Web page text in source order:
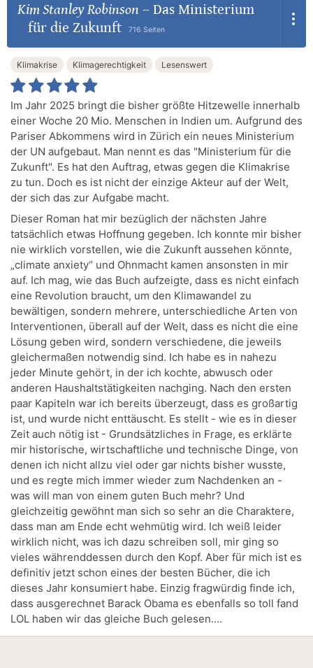
Kim Stanley Robinson – Das Ministerium
für die Zukunft
716 Seiten
Klimakrise Klimagerechtigkeit Lesenswert
Im Jahr 2025 bringt die bisher größte Hitzewelle innerhalb
einer Woche 20 Mio. Menschen in Indien um. Aufgrund des
Pariser Abkommens wird in Zürich ein neues Ministerium
der UN aufgebaut. Man nennt es das "Ministerium für die
Zukunft". Es hat den Auftrag, etwas gegen die Klimakrise
zu tun. Doch es ist nicht der einzige Akteur auf der Welt,
der sich das zur Aufgabe macht.
Dieser Roman hat mir bezüglich der nächsten Jahre
tatsächlich etwas Hoffnung gegeben. Ich konnte mir bisher
nie wirklich vorstellen, wie die Zukunft aussehen könnte,
„climate anxiety“ und Ohnmacht kamen ansonsten in mir
auf. Ich mag, wie das Buch aufzeigte, dass es nicht einfach
eine Revolution braucht, um den Klimawandel zu
bewältigen, sondern mehrere, unterschiedliche Arten von
Interventionen, überall auf der Welt, dass es nicht die eine
Lösung geben wird, sondern verschiedene, die jeweils
gleichermaßen notwendig sind. Ich habe es in nahezu
jeder Minute gehört, in der ich kochte, abwusch oder
anderen Haushaltstätigkeiten nachging. Nach den ersten
paar Kapiteln war ich bereits überzeugt, dass es großartig
ist, und wurde nicht enttäuscht. Es stellt - wie es in dieser
Zeit auch nötig ist - Grundsätzliches in Frage, es erklärte
mir historische, wirtschaftliche und technische Dinge, von
denen ich nicht allzu viel oder gar nichts bisher wusste,
und es regte mich immer wieder zum Nachdenken an -
was will man von einem guten Buch mehr? Und
gleichzeitig gewöhnt man sich so sehr an die Charaktere,
dass man am Ende echt wehmütig wird. Ich weiß leider
wirklich nicht, was ich dazu schreiben soll, mir ging so
vieles währenddessen durch den Kopf. Aber für mich ist es
definitiv jetzt schon eines der besten Bücher, die ich
dieses Jahr konsumiert habe. Einzig fragwürdig finde ich,
dass ausgerechnet Barack Obama es ebenfalls so toll fand
LOL haben wir das gleiche Buch gelesen….